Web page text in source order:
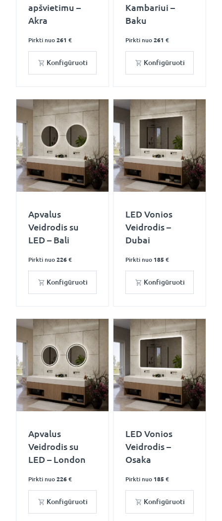
apšvietimu –
Akra
Pirkti nuo 261 €
Konfigūruoti
Kambariui –
Baku
Pirkti nuo 261 €
Konfigūruoti
Apvalus
Veidrodis su
LED – Bali
Pirkti nuo 226 €
Konfigūruoti
LED Vonios
Veidrodis –
Dubai
Pirkti nuo 185 €
Konfigūruoti
Apvalus
Veidrodis su
LED – London
Pirkti nuo 226 €
Konfigūruoti
LED Vonios
Veidrodis –
Osaka
Pirkti nuo 185 €
Konfigūruoti